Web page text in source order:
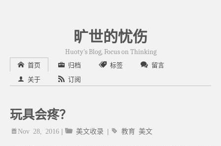
旷世的忧伤
Huoty's Blog, Focus on Thinking
首页 归档 标签 留言
关于 订阅
玩具会疼？
Nov 28, 2016 | 美文收录 | 教育 美文